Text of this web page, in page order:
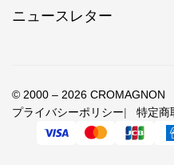
素材
シルバービー
留め具 SV925/
SV940/アメリ
製 ラピスラズ
ニュースレター
© 2000 – 2026 CROMAGNON
プライバシーポリシー
特定商